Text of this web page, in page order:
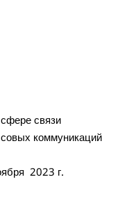
связи
коммуникаций
2023 г.